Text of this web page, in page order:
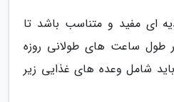
ای مفید و متناسب باشد تا
طول ساعت های طولانی روزه
شامل وعده های غذایی زیر